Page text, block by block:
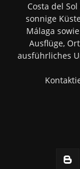
Costa del
sonnige
Málaga
Ausflüge,
ausführliches